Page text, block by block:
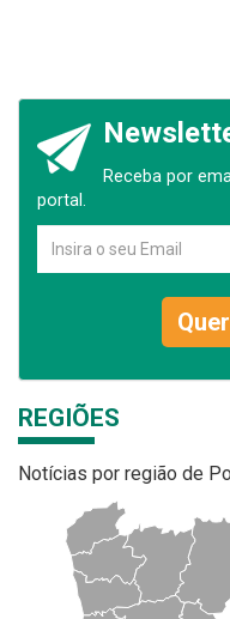
Receba por
portal.
REGIÕES
Notícias por região de